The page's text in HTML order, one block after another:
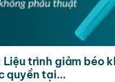
Liệu trình giảm béo
quyền tại...